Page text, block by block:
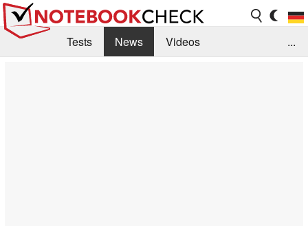
Tests News
Videos
...